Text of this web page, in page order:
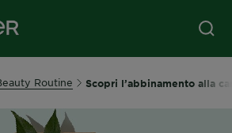
Routine Scopri l’abbinamento alla